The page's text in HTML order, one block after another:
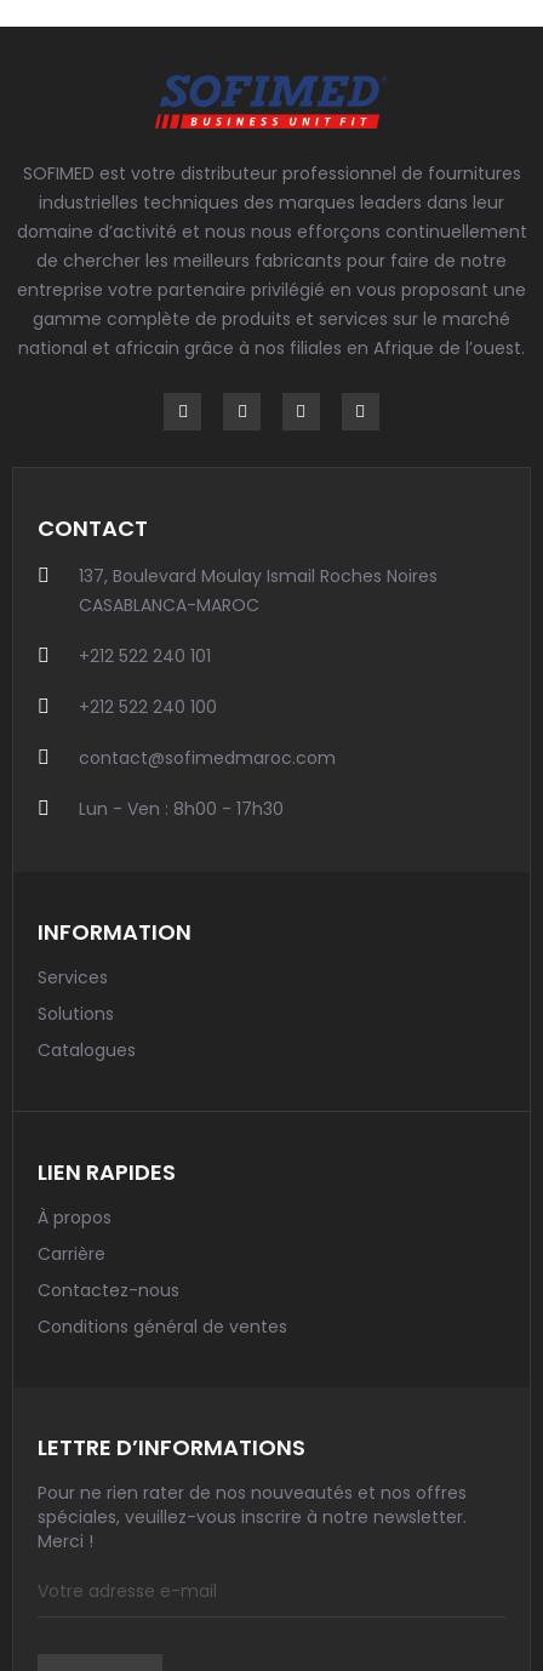
SOFIMED est votre distributeur professionnel de fournitures
industrielles techniques des marques leaders dans leur
domaine d’activité et nous nous efforçons continuellement
de chercher les meilleurs fabricants pour faire de notre
entreprise votre partenaire privilégié en vous proposant une
gamme complète de produits et services sur le marché
national et africain grâce à nos filiales en Afrique de l’ouest.
CONTACT
137, Boulevard Moulay Ismail Roches Noires
CASABLANCA-MAROC
+212 522 240 101
+212 522 240 100
contact@sofimedmaroc.com
Lun - Ven : 8h00 - 17h30
INFORMATION
Services
Solutions
Catalogues
LIEN RAPIDES
À propos
Carrière
Contactez-nous
Conditions général de ventes
LETTRE D’INFORMATIONS
Pour ne rien rater de nos nouveautés et nos offres
spéciales, veuillez-vous inscrire à notre newsletter.
Merci !